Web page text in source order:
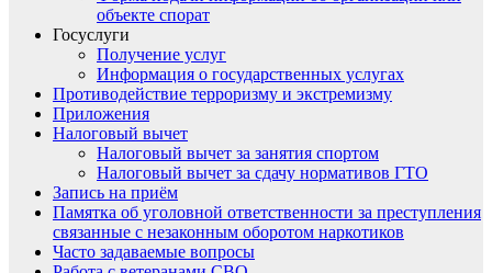
объекте спорат
Госуслуги
Получение услуг
Информация о государственных услугах
Противодействие терроризму и экстремизму
Приложения
Налоговый вычет
Налоговый вычет за занятия спортом
Налоговый вычет за сдачу нормативов ГТО
Запись на приём
Памятка об уголовной ответственности за преступления
связанные с незаконным оборотом наркотиков
Часто задаваемые вопросы